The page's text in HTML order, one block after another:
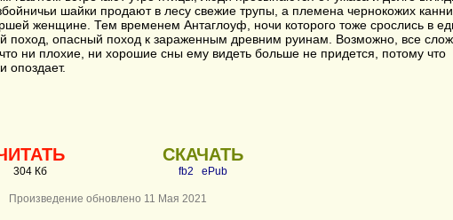
шайки продают в лесу свежие трупы, а племена чернокожих
женщине. Тем временем Антаглоуф, ночи которого тоже срослись в
поход, опасный поход к зараженным древним руинам. Возможно, все
ни плохие, ни хорошие сны ему видеть больше не придется, потому что
опоздает.
304 Кб
СКАЧАТЬ
fb2 ePub
Произведение обновлено 11 Мая 2021